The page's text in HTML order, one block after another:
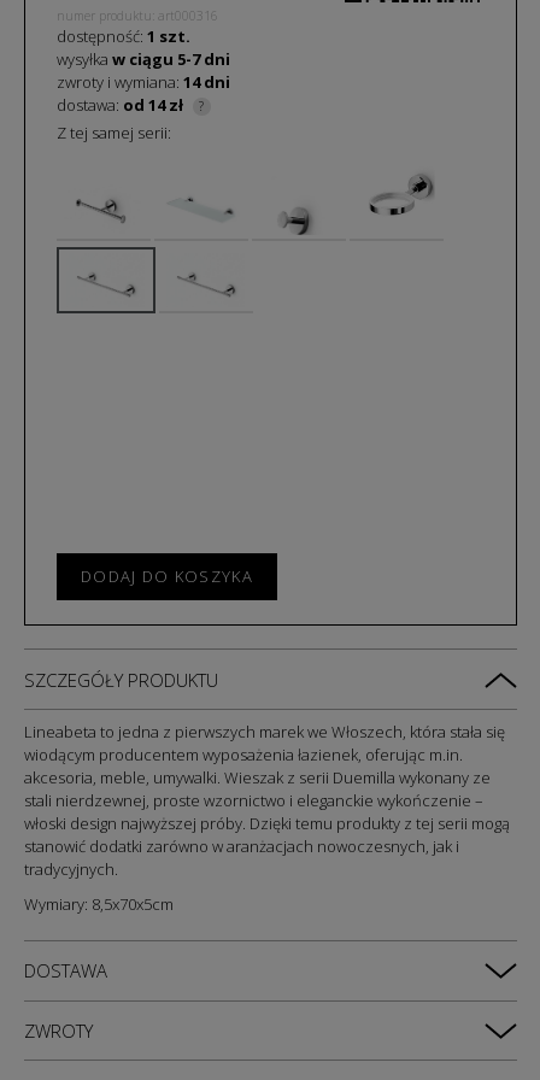
numer produktu: art000316
dostępność: 1 szt.
wysyłka w ciągu 5-7dni
zwroty i wymiana: 14 dni
dostawa: od 14 zł ?
Z tej samej serii:
DODAJ DO KOSZYKA
SZCZEGÓŁY PRODUKTU
Lineabeta to jedna z pierwszych marek we Włoszech, która stała się
wiodącym producentem wyposażenia łazienek, oferując m.in.
akcesoria, meble, umywalki. Wieszak z serii Duemilla wykonany ze
stali nierdzewnej, proste wzornictwo i eleganckie wykończenie –
włoski design najwyższej próby. Dzięki temu produkty z tej serii mogą
stanowić dodatki zarówno w aranżacjach nowoczesnych, jak i
tradycyjnych.
Wymiary: 8,5x70x5cm
DOSTAWA
ZWROTY